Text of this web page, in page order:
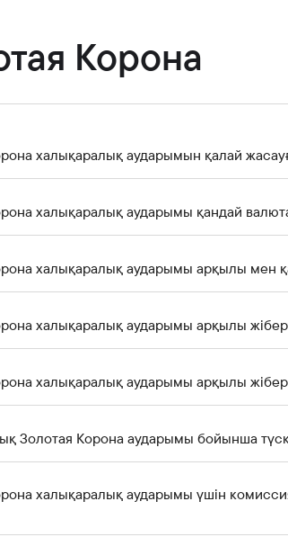
Корона
халықаралық аударымын қалай
халықаралық аударымы қандай
халықаралық аударымы арқылы мен
халықаралық аударымы арқылы
халықаралық аударымы арқылы
Золотая Корона аударымы бойынша
халықаралық аударымы үшін